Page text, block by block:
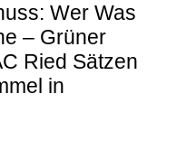
Wer Was
– Grüner
Ried Sätzen
in